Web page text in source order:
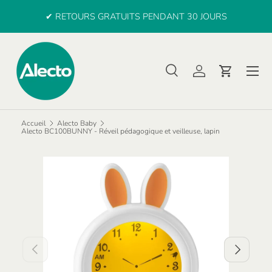
ALLER AU CONTENU
✔ RETOURS GRATUITS PENDANT 30 JOURS
Recherche
Rechercher
RechercheSe connecter
Panier
Menu
Accueil
Alecto Baby
Alecto BC100BUNNY - Réveil pédagogique et veilleuse, lapin
PRÉCÉDENT SUIVANT